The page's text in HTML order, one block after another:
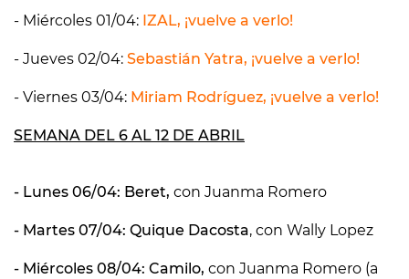
- Miércoles 01/04: IZAL, ¡vuelve a verlo!
- Jueves 02/04: Sebastián Yatra, ¡vuelve a verlo!
- Viernes 03/04: Miriam Rodríguez, ¡vuelve a verlo!
SEMANA DEL 6 AL 12 DE ABRIL
- Lunes 06/04: Beret, con Juanma Romero
- Martes 07/04: Quique Dacosta, con Wally Lopez
- Miércoles 08/04: Camilo, con Juanma Romero (a